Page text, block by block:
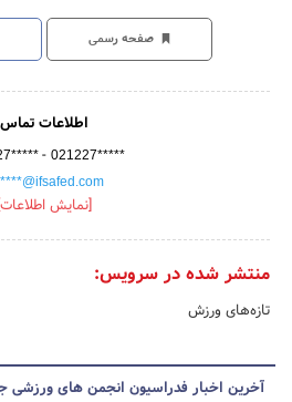
صفحه رسمی
اطلاعات تماس
- 021227*****
[نمایش
منتشر شده در سرویس:
تازه‌های ورزش
آخرین اخبار فدراسیون انجمن های ورزشی